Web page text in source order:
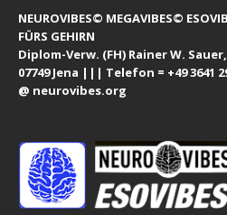
NEUROVIBES© MEGAVIBES©
FÜRS GEHIRN
Diplom-Verw. (FH) Rainer W.
07749 Jena ||| Telefon = +49 3641
@ neurovibes.org